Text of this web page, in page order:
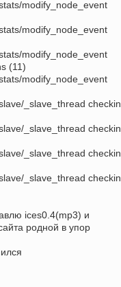
modify_node_event
modify_node_event
modify_node_event
(11)
modify_node_event
_slave_thread
_slave_thread
_slave_thread
_slave_thread
ices0.4(mp3) и
родной в упор